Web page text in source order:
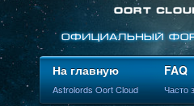
На главную
Astrolords Oort Cloud
FAQ
Часто